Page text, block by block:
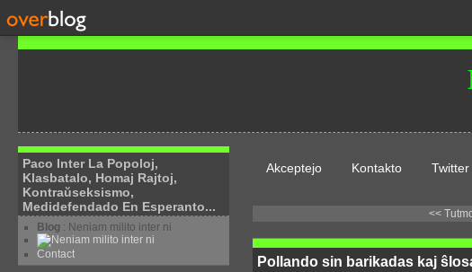
Paco Inter La Popoloj,
Klasbatalo, Homaj Rajtoj,
Kontraŭseksismo,
Medidefendado En Esperanto...
Blog : Neniam milito inter ni
Contact
Akceptejo Kontakto Twitter
<<
Pollando sin barikadas kaj